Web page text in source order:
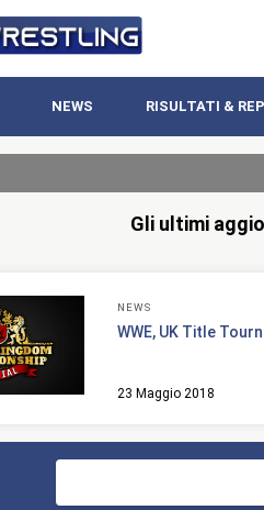
NEWS RISULTATI &
Gli ultimi
NEWS
WWE, UK Title
23 Maggio 2018